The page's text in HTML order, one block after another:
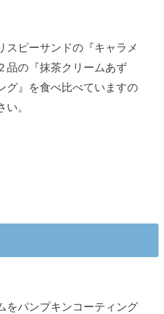
スピーサンドの『キャラメ
品の『抹茶クリームあず
グ』を食べ比べていますの
い。
をパンプキンコーティング